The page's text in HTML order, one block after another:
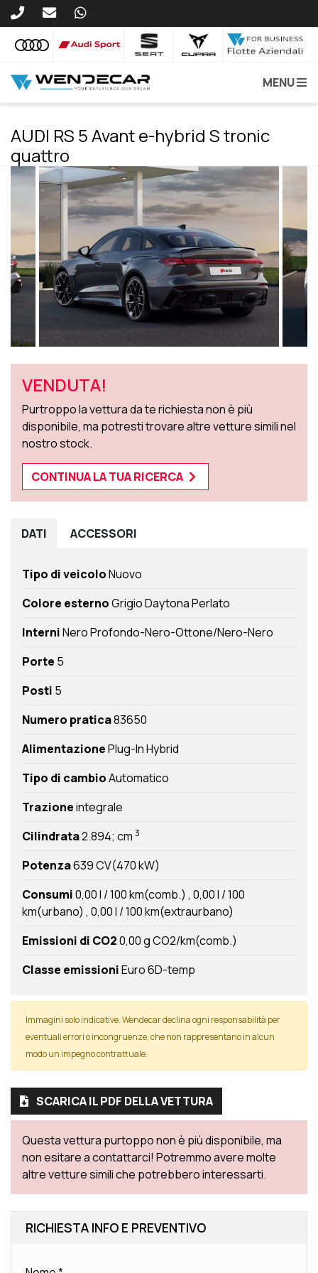
MENU
AUDI RS 5 Avant e-hybrid S tronic
quattro
VENDUTA!
Purtroppo la vettura da te richiesta non è più
disponibile, ma potresti trovare altre vetture simili nel
nostro stock.
CONTINUA LA TUA RICERCA
DATI ACCESSORI
Tipo di veicoloNuovo
Colore esternoGrigio Daytona Perlato
InterniNero Profondo-Nero-Ottone/Nero-Nero
Porte 5
Posti 5
Numero pratica83650
AlimentazionePlug-In Hybrid
Tipo di cambioAutomatico
Trazioneintegrale
Cilindrata2.894; cm 3
Potenza639 CV(470 kW)
Consumi0,00 l / 100 km(comb.) 0,00 l / 100
km(urbano) 0,00 l / 100 km(extraurbano)
Emissioni di CO20,00 g CO2/km(comb.)
Classe emissioniEuro 6D-temp
Immagini solo indicative. Wendecar declina ogni responsabilità per
eventuali errori o incongruenze, che non rappresentano in alcun
modo un impegno contrattuale.
SCARICA IL PDF DELLA VETTURA
Questa vettura purtoppo non è più disponibile, ma
non esitare a contattarci! Potremmo avere molte
altre vetture simili che potrebbero interessarti.
RICHIESTA INFO E PREVENTIVO